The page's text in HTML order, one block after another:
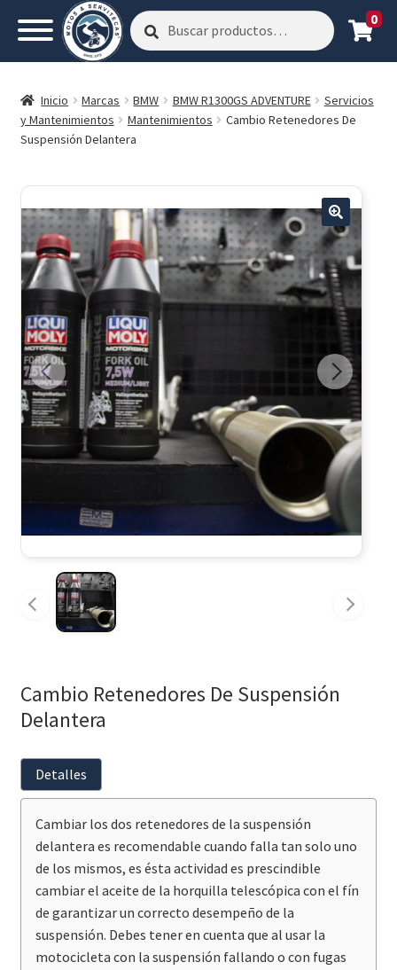
Buscar
por:
Buscar 0
Inicio Marcas BMW BMW R1300GS ADVENTURE
Servicios
y Mantenimientos
Mantenimientos
Cambio Retenedores De
Suspensión Delantera
Cambio Retenedores De Suspensión
Delantera
Detalles
Cambiar los dos retenedores de la suspensión
delantera es recomendable cuando falla tan solo uno
de los mismos, es ésta actividad es prescindible
cambiar el aceite de la horquilla telescópica con el fín
de garantizar un correcto desempeño de la
suspensión. Debes tener en cuenta que al usar la
motocicleta con la suspensión fallando o con fugas